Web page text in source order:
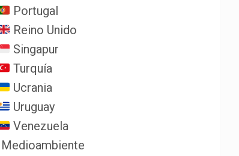
Portugal
Reino Unido
Singapur
Turquía
Ucrania
Uruguay
Venezuela
Medioambiente